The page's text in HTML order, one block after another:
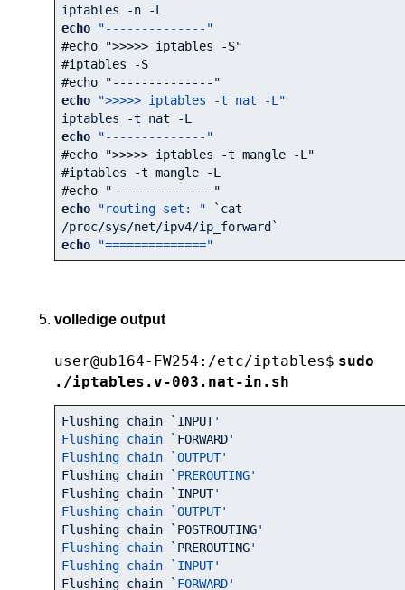
echo
"--------------"
#echo ">>>>> iptables -S"
#iptables -S
#echo "--------------"
echo
">>>>> iptables -t nat -L"
echo
"--------------"
#echo ">>>>> iptables -t mangle -L"
#iptables -t mangle -L
#echo "--------------"
echo
"routing set: " `cat
echo
"=============="
volledige output
user@ub164-FW254:/etc/iptables$ sudo
./iptables.v-003.nat-in.sh
Flushing chain ` INPUT'
Flushing chain
`FORWARD'
Flushing chain `OUTPUT'
Flushing chain ` PREROUTING'
Flushing chain
`INPUT'
Flushing chain `OUTPUT'
Flushing chain ` POSTROUTING'
Flushing chain
`PREROUTING'
Flushing chain `INPUT'
Flushing chain ` FORWARD'